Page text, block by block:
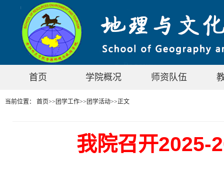
首页 学院概况 师资队伍
当前位置： 首页>> 团学工作>> 团学活动>>正文
我院召开2025-